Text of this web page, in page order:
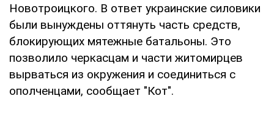
Новотроицкого. В ответ украинские силовики
были вынуждены оттянуть часть средств,
блокирующих мятежные батальоны. Это
позволило черкасцам и части житомирцев
вырваться из окружения и соединиться с
ополченцами, сообщает "Кот".